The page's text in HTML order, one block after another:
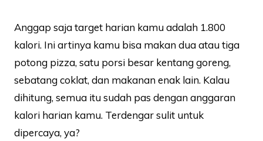
Anggap saja target harian kamu adalah 1.800
kalori. Ini artinya kamu bisa makan dua atau tiga
potong pizza, satu porsi besar kentang goreng,
sebatang coklat, dan makanan enak lain. Kalau
dihitung, semua itu sudah pas dengan anggaran
kalori harian kamu. Terdengar sulit untuk
dipercaya, ya?